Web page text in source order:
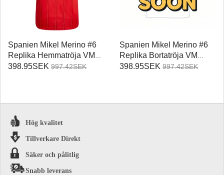
Spanien Mikel Merino #6
Replika Hemmatröja VM
2026 Kortärmad
398.95SEK 997.42SEK
Spanien Mikel Merino #6
Replika Bortatröja VM
2026 Kortärmad
398.95SEK 997.42SEK
Hög kvalitet
Tillverkare Direkt
Säker och pålitlig
Snabb leverans